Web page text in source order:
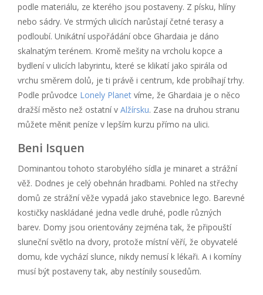
podle materiálu, ze kterého jsou postaveny. Z písku, hlíny
nebo sádry. Ve strmých ulicích narůstají četné terasy a
podloubí. Unikátní uspořádání obce Ghardaia je dáno
skalnatým terénem. Kromě mešity na vrcholu kopce a
bydlení v ulicích labyrintu, které se klikatí jako spirála od
vrchu směrem dolů, je ti právě i centrum, kde probíhají trhy.
Podle průvodce Lonely Planet víme, že Ghardaia je o něco
dražší město než ostatní v Alžírsku. Zase na druhou stranu
můžete měnit peníze v lepším kurzu přímo na ulici.
Beni Isquen
Dominantou tohoto starobylého sídla je minaret a strážní
věž. Dodnes je celý obehnán hradbami. Pohled na střechy
domů ze strážní věže vypadá jako stavebnice lego. Barevné
kostičky naskládané jedna vedle druhé, podle různých
barev. Domy jsou orientovány zejména tak, že připouští
sluneční světlo na dvory, protože místní věří, že obyvatelé
domu, kde vychází slunce, nikdy nemusí k lékaři. A i komíny
musí být postaveny tak, aby nestínily sousedům.